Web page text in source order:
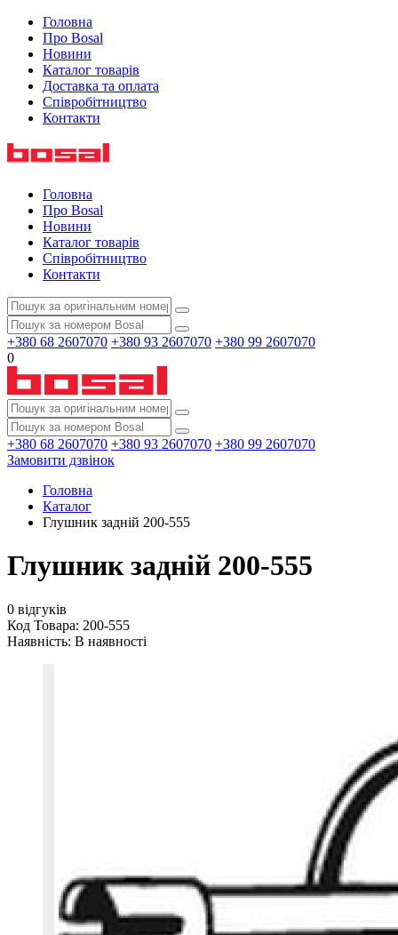
Головна
Про Bosal
Новини
Каталог товарів
Доставка та оплата
Співробітництво
Контакти
Головна
Про Bosal
Новини
Каталог товарів
Співробітництво
Контакти
+380 68 2607070 +380 93 2607070 +380 99 2607070
0
+380 68 2607070 +380 93 2607070 +380 99 2607070
Замовити дзвінок
Головна
Каталог
Глушник задній 200-555
Глушник задній 200-555
0 відгуків
Код Товара: 200-555
Наявність: В наявності